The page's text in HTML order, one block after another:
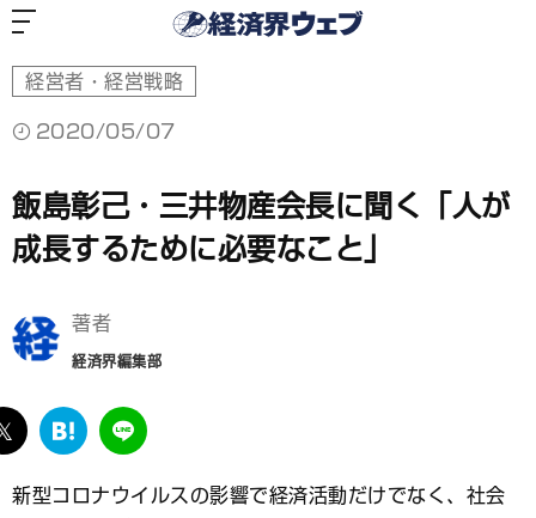
経営者・経営戦略
2020/05/07
飯島彰己・三井物産会長に聞く「人が
成長するために必要なこと」
著者
経済界編集部
twitter
は
な
LINE
新型コロナウイルスの影響で経済活動だけでなく、社会